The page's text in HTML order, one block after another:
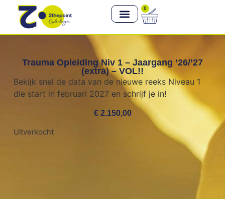
0
Trauma Opleiding Niv 1 – Jaargang ’26/’27
(extra) – VOL!!
Bekijk snel de data van de nieuwe reeks Niveau 1
die start in februari 2027 en schrijf je in!
€2.150,00
Uitverkocht